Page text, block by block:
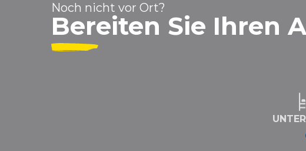
La Pause Beachclub
Playa Amor
Oh La La Beach
Noch nicht vor Ort?
Bereiten Sie Ihren